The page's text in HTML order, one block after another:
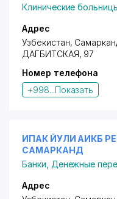
Клинические
Адрес
Узбекистан,
ДАГБИТСКАЯ, 97
Номер телефона
+998...Показать
ИПАК ЙУЛИ АИКБ
САМАРКАНД
Банки Денежные
Адрес